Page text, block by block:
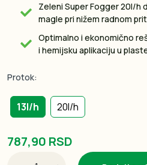
Zeleni Super Fogger 20l/h
magle pri nižem radnom
Optimalno i ekonomično
i hemijsku aplikaciju u
Protok:
13l/h 20l/h
787,90 RSD